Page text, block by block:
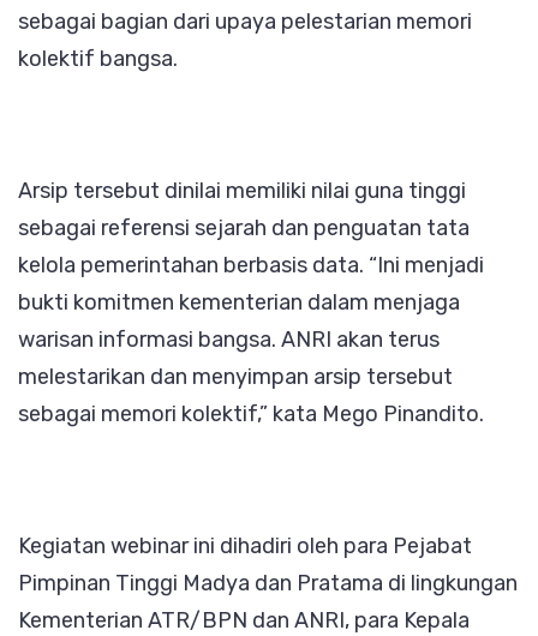
sebagai bagian dari upaya pelestarian memori
kolektif bangsa.
Arsip tersebut dinilai memiliki nilai guna tinggi
sebagai referensi sejarah dan penguatan tata
kelola pemerintahan berbasis data. “Ini menjadi
bukti komitmen kementerian dalam menjaga
warisan informasi bangsa. ANRI akan terus
melestarikan dan menyimpan arsip tersebut
sebagai memori kolektif,” kata Mego Pinandito.
Kegiatan webinar ini dihadiri oleh para Pejabat
Pimpinan Tinggi Madya dan Pratama di lingkungan
Kementerian ATR/BPN dan ANRI, para Kepala